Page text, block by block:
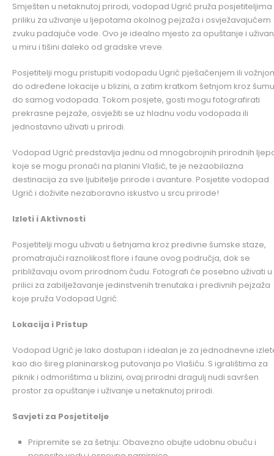
Smješten u netaknutoj prirodi, vodopad Ugrić pruža posjetiteljima
priliku za uživanje u ljepotama okolnog pejzaža i osvježavajućem
zvuku padajuće vode. Ovo je idealno mjesto za opuštanje i
u miru i tišini daleko od gradske vreve.
Posjetitelji mogu pristupiti vodopadu Ugrić pješačenjem ili
do određene lokacije u blizini, a zatim kratkom šetnjom kroz šumu
do samog vodopada. Tokom posjete, gosti mogu fotografirati
prekrasne pejzaže, osvježiti se uz hladnu vodu vodopada ili
jednostavno uživati u prirodi.
Vodopad Ugrić predstavlja jednu od mnogobrojnih prirodnih
koje se mogu pronaći na planini Vlašić, te je nezaobilazna
destinacija za sve ljubitelje prirode i avanture. Posjetite vodopad
Ugrić i doživite nezaboravno iskustvo u srcu prirode!
Izleti i Aktivnosti
Posjetitelji mogu uživati u šetnjama kroz predivne šumske staze,
promatrajući raznolikost flore i faune ovog područja, dok se
približavaju ovom prirodnom čudu. Fotografi će posebno uživati u
prilici za zabilježavanje jedinstvenih trenutaka i predivnih pejzaža
koje pruža Vodopad Ugrić.
Lokacija i Pristup
Vodopad Ugrić je lako dostupan i idealan je za jednodnevne
kao dio šireg planinarskog putovanja po Vlašiću. S igralištima za
piknik i odmorištima u blizini, ovaj prirodni dragulj nudi savršen
prostor za opuštanje i uživanje u netaknutoj prirodi.
Savjeti za Posjetitelje
Pripremite se za šetnju: Obavezno obujte udobnu obuću i